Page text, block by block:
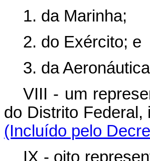
1. da Marinha;
2. do
3. da
VIII - um
do Distrito
(Incluído pelo
IX - oito